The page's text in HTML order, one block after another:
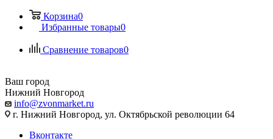
Корзина0
Избранные товары0
Сравнение товаров0
Ваш город
Нижний Новгород
info@zvonmarket.ru
г. Нижний Новгород, ул. Октябрьской революции 64
Вконтакте